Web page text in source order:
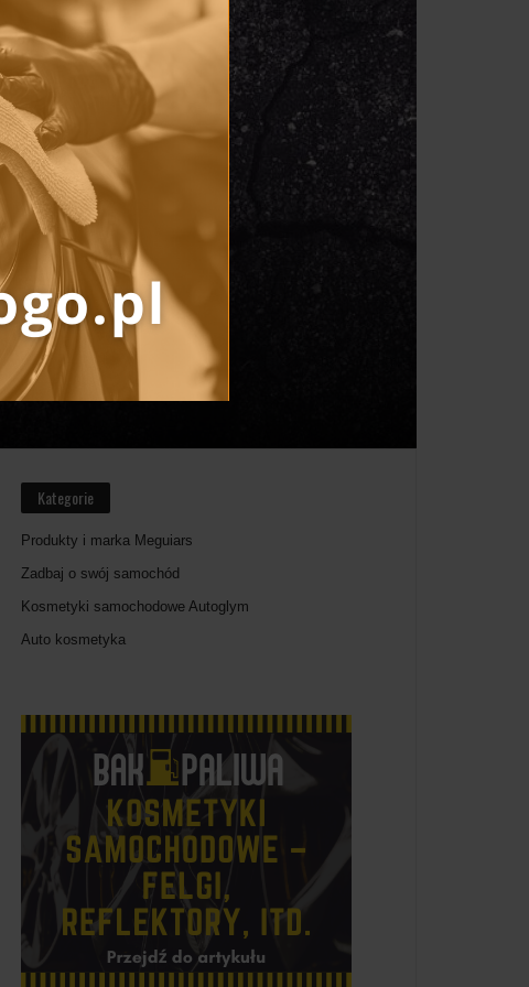
Kategorie
Produkty i marka Meguiars
Zadbaj o swój samochód
Kosmetyki samochodowe Autoglym
Auto kosmetyka